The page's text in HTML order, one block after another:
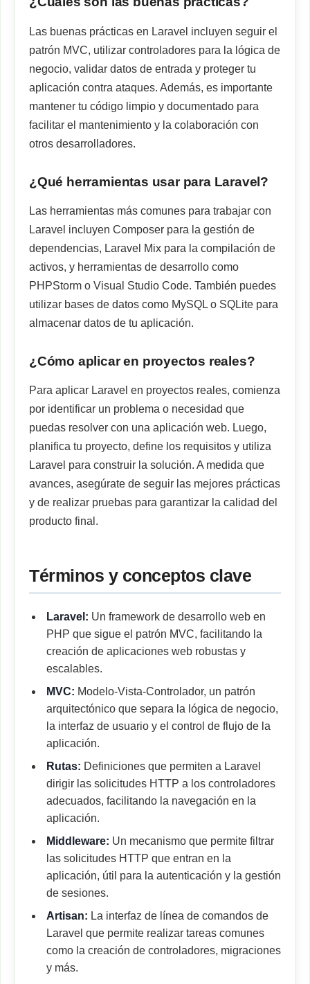
Las buenas prácticas en Laravel incluyen seguir el
patrón MVC, utilizar controladores para la lógica de
negocio, validar datos de entrada y proteger tu
aplicación contra ataques. Además, es importante
mantener tu código limpio y documentado para
facilitar el mantenimiento y la colaboración con
otros desarrolladores.
¿Qué herramientas usar para Laravel?
Las herramientas más comunes para trabajar con
Laravel incluyen Composer para la gestión de
dependencias, Laravel Mix para la compilación de
activos, y herramientas de desarrollo como
PHPStorm o Visual Studio Code. También puedes
utilizar bases de datos como MySQL o SQLite para
almacenar datos de tu aplicación.
¿Cómo aplicar en proyectos reales?
Para aplicar Laravel en proyectos reales, comienza
por identificar un problema o necesidad que
puedas resolver con una aplicación web. Luego,
planifica tu proyecto, define los requisitos y utiliza
Laravel para construir la solución. A medida que
avances, asegúrate de seguir las mejores prácticas
y de realizar pruebas para garantizar la calidad del
producto final.
Términos y conceptos clave
Laravel: Un framework de desarrollo web en
PHP que sigue el patrón MVC, facilitando la
creación de aplicaciones web robustas y
escalables.
MVC: Modelo-Vista-Controlador, un patrón
arquitectónico que separa la lógica de negocio,
la interfaz de usuario y el control de flujo de la
aplicación.
Rutas: Definiciones que permiten a Laravel
dirigir las solicitudes HTTP a los controladores
adecuados, facilitando la navegación en la
aplicación.
Middleware: Un mecanismo que permite filtrar
las solicitudes HTTP que entran en la
aplicación, útil para la autenticación y la gestión
de sesiones.
Artisan: La interfaz de línea de comandos de
Laravel que permite realizar tareas comunes
como la creación de controladores, migraciones
y más.